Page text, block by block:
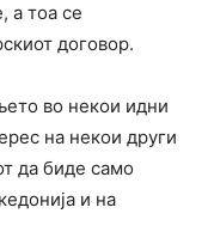
а тоа се
договор.
во некои идни
на некои други
да биде само
и на